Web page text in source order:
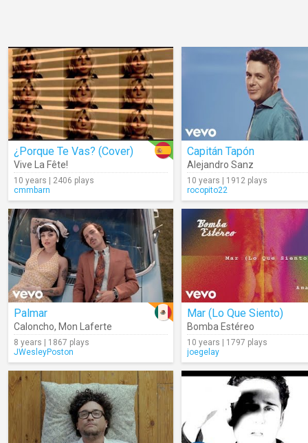
¿Porque Te Vas? (Cover)
Vive La Fête!
10 years | 2406 plays
cmmbarn
Capitán Tapón
Alejandro Sanz
10 years | 1912 plays
rocopito22
Palmar
Caloncho, Mon Laferte
8 years | 1867 plays
JWesleyPoston
Mar (Lo Que Siento)
Bomba Estéreo
10 years | 1797 plays
joegelay